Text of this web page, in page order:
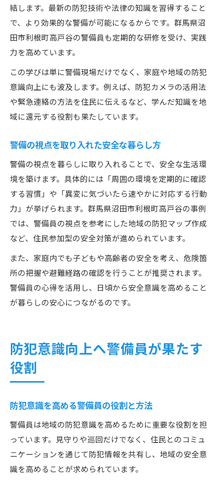
結します。最新の防犯技術や法律の知識を習得すること
で、より効果的な警備が可能になるからです。群馬県沼
田市利根町高戸谷の警備員も定期的な研修を受け、実践
力を高めています。
この学びは単に警備現場だけでなく、家庭や地域の防犯
意識向上にも波及します。例えば、防犯カメラの活用法
や緊急連絡の方法を住民に伝えるなど、学んだ知識を地
域に還元する役割も果たしています。
警備の視点を取り入れた安全な暮らし方
警備の視点を暮らしに取り入れることで、安全な生活環
境を築けます。具体的には「周囲の環境を定期的に確認
する習慣」や「異変に気づいたら速やかに対応する行動
力」が挙げられます。群馬県沼田市利根町高戸谷の事例
では、警備員の視点を参考にした地域の防犯マップ作成
など、住民参加型の安全対策が進められています。
また、家庭内でも子どもや高齢者の安全を考え、危険箇
所の把握や避難経路の確認を行うことが推奨されます。
警備員の心得を活用し、日頃から安全意識を高めること
が暮らしの安心につながるのです。
防犯意識向上へ警備員が果たす
役割
防犯意識を高める警備員の役割と方法
警備員は地域の防犯意識を高めるために重要な役割を担
っています。見守りや巡回だけでなく、住民とのコミュ
ニケーションを通じて防犯情報を共有し、地域の安全意
識を高めることが求められています。